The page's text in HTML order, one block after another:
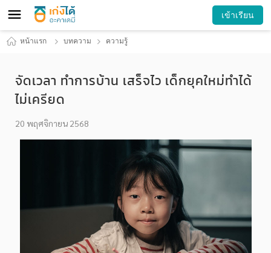
เข้าเรียน
หน้าแรก บทความ ความรู้
จัดเวลา ทำการบ้าน เสร็จไว เด็กยุคใหม่ทำได้
ไม่เครียด
20 พฤศจิกายน 2568